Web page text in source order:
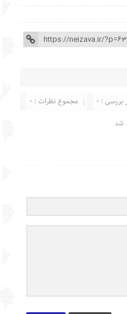
مجموع نظرات : 0 بررسی : 0
شد.